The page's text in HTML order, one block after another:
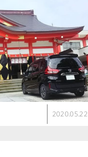
2020.05.22